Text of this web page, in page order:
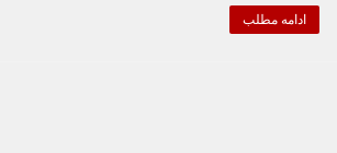
ادامه مطلب